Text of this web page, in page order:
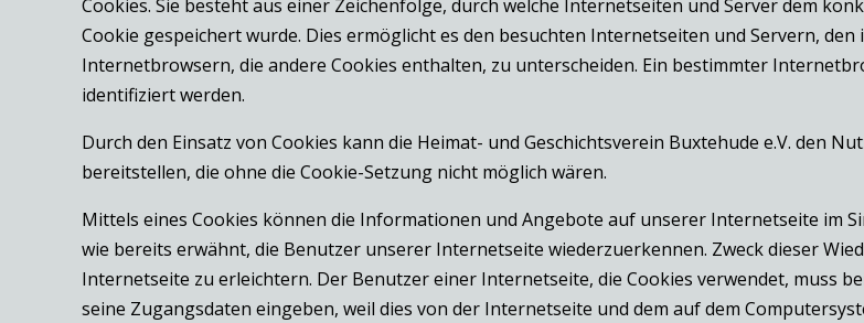
Cookies. Sie besteht aus einer Zeichenfolge, durch welche Internetseiten und Server dem
Cookie gespeichert wurde. Dies ermöglicht es den besuchten Internetseiten und Servern,
Internetbrowsern, die andere Cookies enthalten, zu unterscheiden. Ein bestimmter
identifiziert werden.
Durch den Einsatz von Cookies kann die Heimat- und Geschichtsverein Buxtehude e.V. den
bereitstellen, die ohne die Cookie-Setzung nicht möglich wären.
Mittels eines Cookies können die Informationen und Angebote auf unserer Internetseite im
wie bereits erwähnt, die Benutzer unserer Internetseite wiederzuerkennen. Zweck dieser
Internetseite zu erleichtern. Der Benutzer einer Internetseite, die Cookies verwendet, muss
seine Zugangsdaten eingeben, weil dies von der Internetseite und dem auf dem